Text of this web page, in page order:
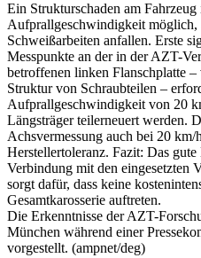
Ein Strukturschaden am Fahrzeug
Aufprallgeschwindigkeit möglich,
Schweißarbeiten anfallen. Erste
Messpunkte an der in der AZT-
betroffenen linken Flanschplatte –
Struktur von Schraubteilen –
Aufprallgeschwindigkeit von 20
Längsträger teilerneuert werden.
Achsvermessung auch bei 20
Herstellertoleranz. Fazit: Das
Verbindung mit den eingesetzten
sorgt dafür, dass keine
Gesamtkarosserie auftreten.
Die Erkenntnisse der AZT-
München während einer
vorgestellt. (ampnet/deg)